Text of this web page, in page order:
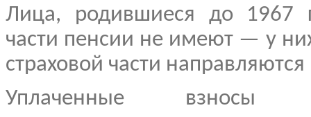
Лица, родившиеся до 1967
части пенсии не имеют — у
страховой части направляются
Уплаченные взносы